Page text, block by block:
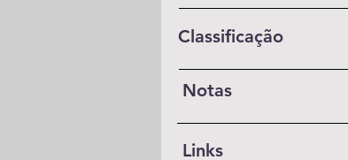
Classificação
Notas
Links